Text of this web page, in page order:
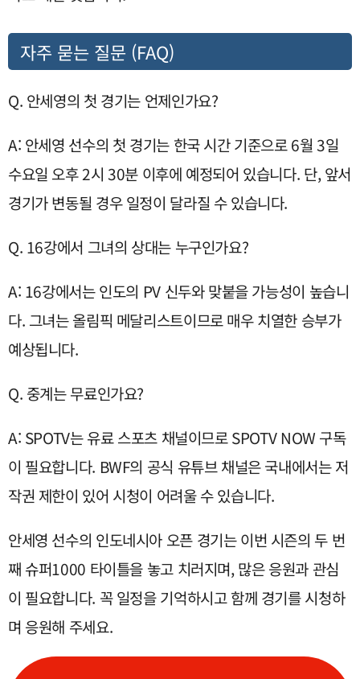
자주 묻는 질문 (FAQ)
Q. 안세영의 첫 경기는 언제인가요?
A: 안세영 선수의 첫 경기는 한국 시간 기준으로 6월 3일
수요일 오후 2시 30분 이후에 예정되어 있습니다. 단, 앞서
경기가 변동될 경우 일정이 달라질 수 있습니다.
Q. 16강에서 그녀의 상대는 누구인가요?
A: 16강에서는 인도의 PV 신두와 맞붙을 가능성이 높습니
다. 그녀는 올림픽 메달리스트이므로 매우 치열한 승부가
예상됩니다.
Q. 중계는 무료인가요?
A: SPOTV는 유료 스포츠 채널이므로 SPOTV NOW 구독
이 필요합니다. BWF의 공식 유튜브 채널은 국내에서는 저
작권 제한이 있어 시청이 어려울 수 있습니다.
안세영 선수의 인도네시아 오픈 경기는 이번 시즌의 두 번
째 슈퍼1000 타이틀을 놓고 치러지며, 많은 응원과 관심
이 필요합니다. 꼭 일정을 기억하시고 함께 경기를 시청하
며 응원해 주세요.